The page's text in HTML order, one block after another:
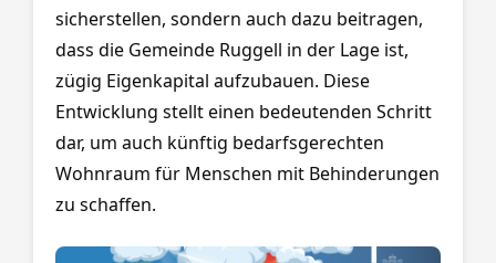
sicherstellen, sondern auch dazu beitragen,
dass die Gemeinde Ruggell in der Lage ist,
zügig Eigenkapital aufzubauen. Diese
Entwicklung stellt einen bedeutenden Schritt
dar, um auch künftig bedarfsgerechten
Wohnraum für Menschen mit Behinderungen
zu schaffen.